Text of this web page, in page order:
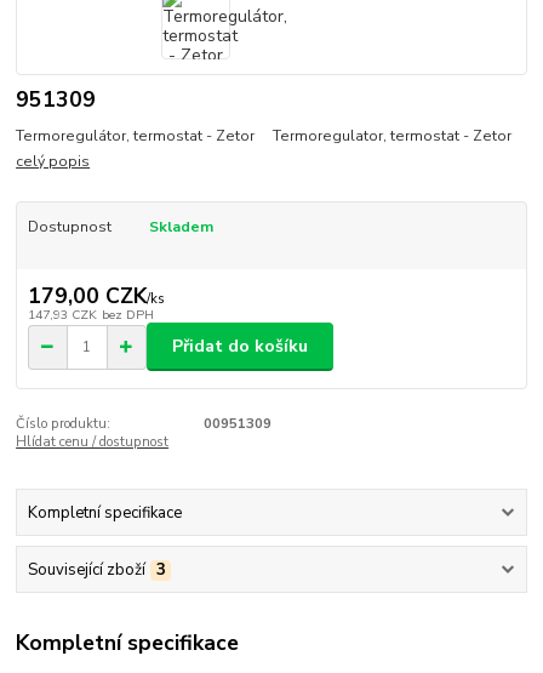
951309
Termoregulátor, termostat - Zetor Termoregulator, termostat - Zetor
celý popis
Dostupnost Skladem
179,00 CZK/ks
147,93 CZK bez DPH
Přidat do košíku
Číslo produktu:
00951309
Hlídat cenu / dostupnost
Kompletní specifikace
Související zboží 3
Kompletní specifikace